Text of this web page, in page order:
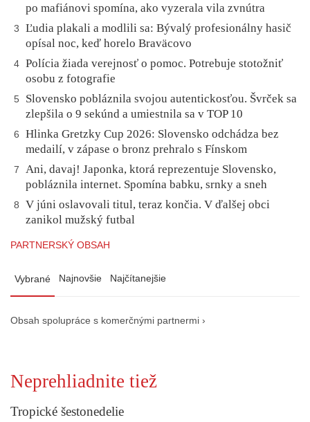
po mafiánovi spomína, ako vyzerala vila zvnútra
3
Ľudia plakali a modlili sa: Bývalý profesionálny hasič
opísal noc, keď horelo Braväcovo
4 Polícia žiada verejnosť o pomoc. Potrebuje stotožniť
osobu z fotografie
5
Slovensko pobláznila svojou autentickosťou. Švrček sa
zlepšila o 9 sekúnd a umiestnila sa v TOP 10
6
Hlinka Gretzky Cup 2026: Slovensko odchádza bez
medailí, v zápase o bronz prehralo s Fínskom
7
Ani, davaj! Japonka, ktorá reprezentuje Slovensko,
pobláznila internet. Spomína babku, srnky a sneh
8
V júni oslavovali titul, teraz končia. V ďalšej obci
zanikol mužský futbal
PARTNERSKÝ OBSAH
Vybrané Najnovšie Najčítanejšie
Obsah spolupráce s komerčnými partnermi ›
Neprehliadnite tiež
Tropické šestonedelie